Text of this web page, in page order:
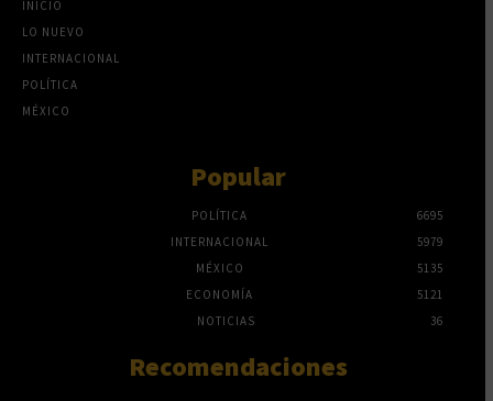
INICIO
LO NUEVO
INTERNACIONAL
POLÍTICA
MÉXICO
Popular
POLÍTICA
6695
INTERNACIONAL
5979
MÉXICO
5135
ECONOMÍA
5121
NOTICIAS
36
Recomendaciones